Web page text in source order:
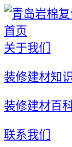
首页
关于我们
装修建材知
装修建材百
联系我们